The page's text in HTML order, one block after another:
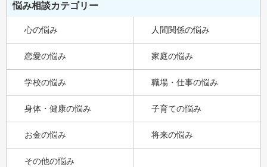
悩み相談カテゴリー
心の悩み 人間関係の悩み
恋愛の悩み 家庭の悩み
学校の悩み 職場・仕事の悩み
身体・健康の悩み 子育ての悩み
お金の悩み 将来の悩み
その他の悩み